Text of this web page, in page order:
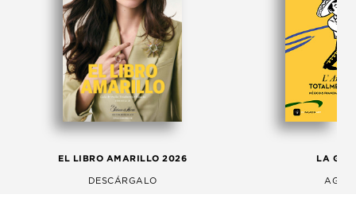
EL LIBRO AMARILLO 2026
DESCÁRGALO
LA